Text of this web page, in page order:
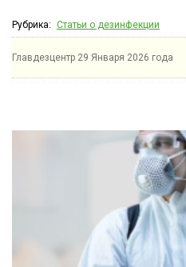
Рубрика: Статьи о дезинфекции
Главдезцентр 29 Января 2026 года